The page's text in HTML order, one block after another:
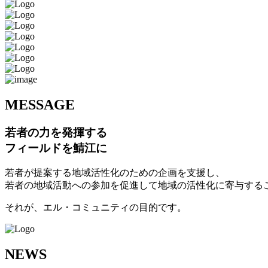
MESSAGE
若者の力を発揮する
フィールドを鯖江に
若者が提案する地域活性化のための企画を支援し、
若者の地域活動への参加を促進して地域の活性化に寄与する
それが、エル・コミュニティの目的です。
NEWS